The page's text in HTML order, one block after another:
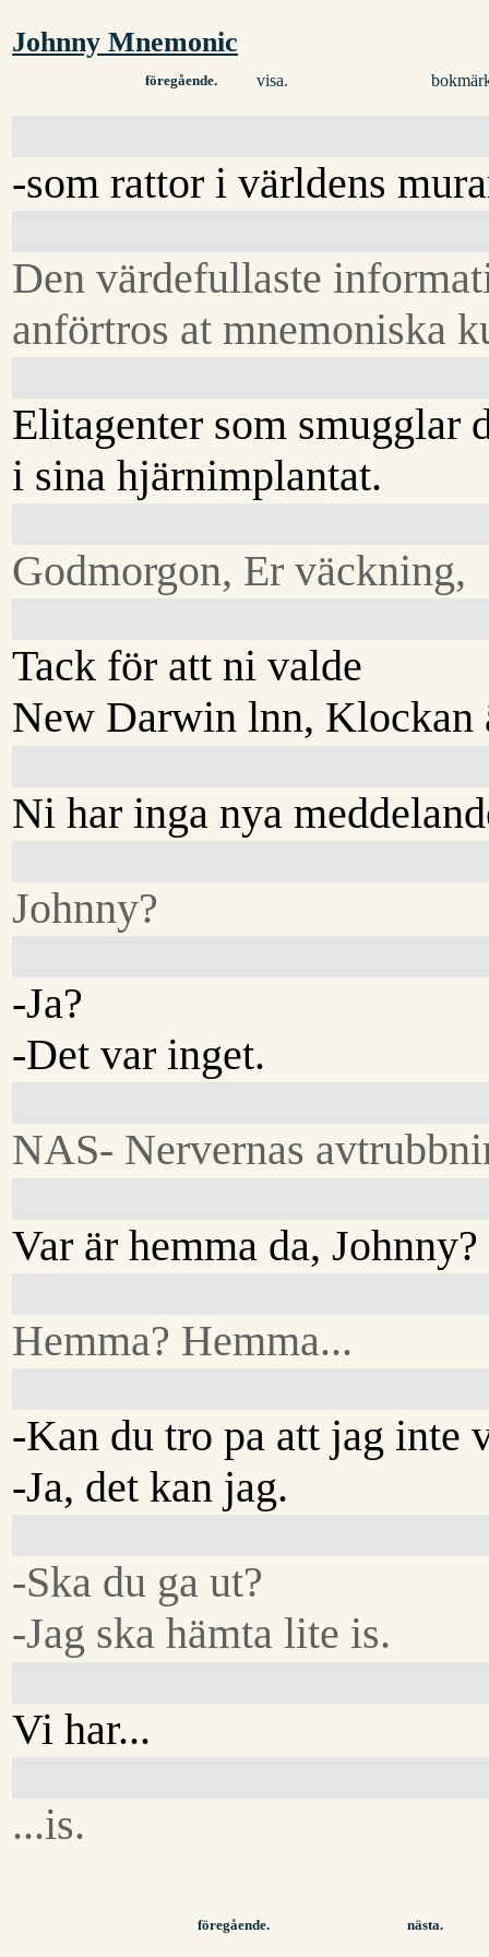
Johnny Mnemonic
föregående. visa.
-som rattor i världens
Den värdefullaste
anförtros at mnemoniska
Elitagenter som smugglar
i sina hjärnimplantat.
Godmorgon, Er väckning,
Tack för att ni valde
New Darwin lnn, Klockan
Ni har inga nya
Johnny?
-Ja?
-Det var inget.
NAS- Nervernas
Var är hemma da, Johnny?
Hemma? Hemma...
-Kan du tro pa att jag inte
-Ja, det kan jag.
-Ska du ga ut?
-Jag ska hämta lite is.
Vi har...
...is.
föregående. nästa.